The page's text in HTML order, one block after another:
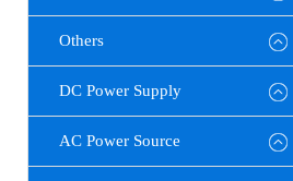
Others
DC Power Supply
AC Power Source